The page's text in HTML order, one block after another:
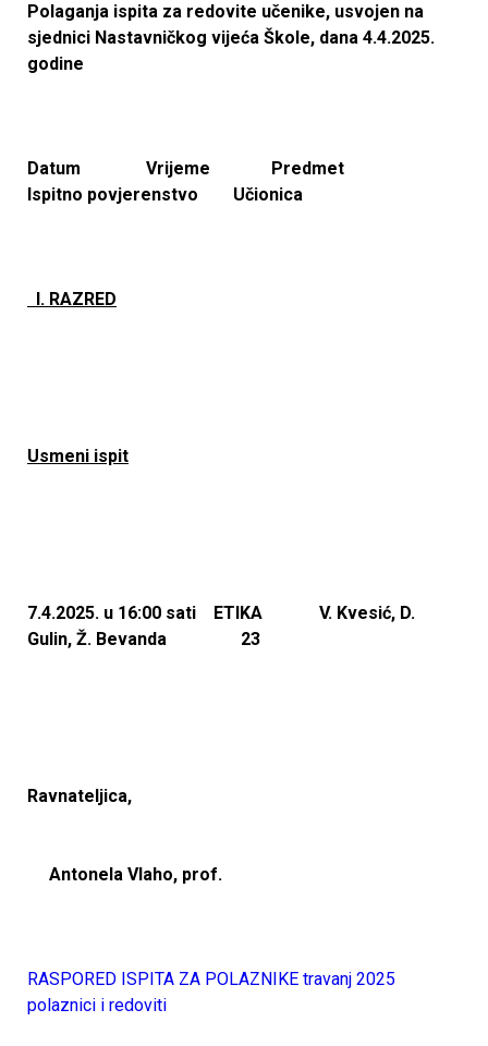
Polaganja ispita za redovite učenike, usvojen na
sjednici Nastavničkog vijeća Škole, dana 4.4.2025.
godine
Datum Vrijeme Predmet
Ispitno povjerenstvo Učionica
I. RAZRED
Usmeni ispit
7.4.2025. u 16:00 sati ETIKA V. Kvesić, D.
Gulin, Ž. Bevanda 23
Ravnateljica,
Antonela Vlaho, prof.
RASPORED ISPITA ZA POLAZNIKE travanj 2025
polaznici i redoviti